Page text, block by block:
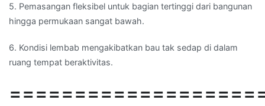
5. Pemasangan fleksibel untuk bagian tertinggi dari bangunan
hingga permukaan sangat bawah.
6. Kondisi lembab mengakibatkan bau tak sedap di dalam
ruang tempat beraktivitas.